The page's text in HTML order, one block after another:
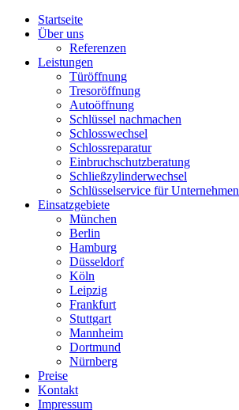
Startseite
Über uns
Referenzen
Leistungen
Türöffnung
Tresoröffnung
Аutoöffnung
Schlüssel nachmachen
Schlosswechsel
Schlossreparatur
Einbruchschutzberatung
Schließzylinderwechsel
Schlüsselservice für Unternehmen
Einsatzgebiete
München
Berlin
Hamburg
Düsseldorf
Köln
Leipzig
Frankfurt
Stuttgart
Mannheim
Dortmund
Nürnberg
Preise
Kontakt
Impressum